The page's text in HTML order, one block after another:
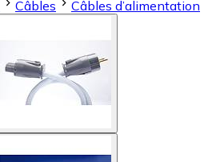
Câbles Câbles d’alimentation